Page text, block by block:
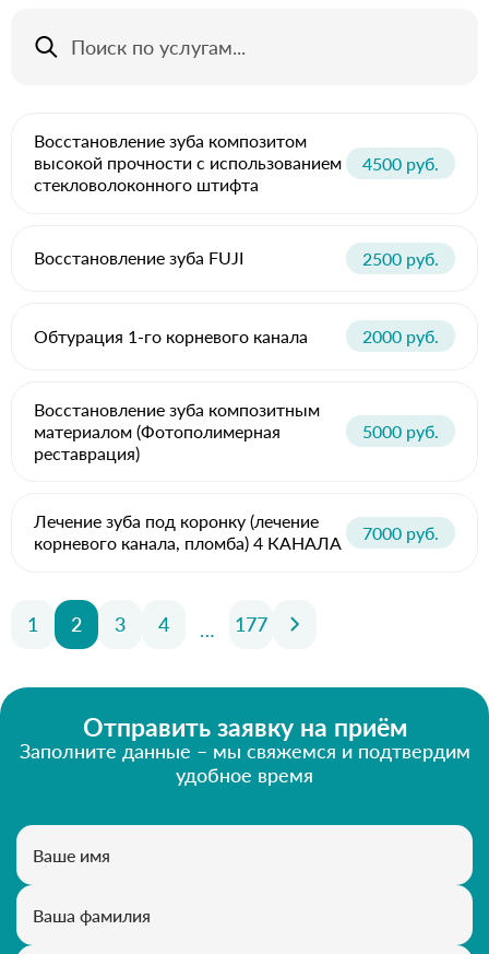
Восстановление зуба композитом
высокой прочности с использованием
стекловолоконного штифта
4500 руб.
Восстановление зуба FUJI 2500 руб.
Обтурация 1-го корневого канала 2000 руб.
Восстановление зуба композитным
материалом (Фотополимерная
реставрация)
5000 руб.
Лечение зуба под коронку (лечение
корневого канала, пломба) 4 КАНАЛА
7000 руб.
1 2 3 4 … 177
Отправить заявку на приём
Заполните данные – мы свяжемся и подтвердим
удобное время